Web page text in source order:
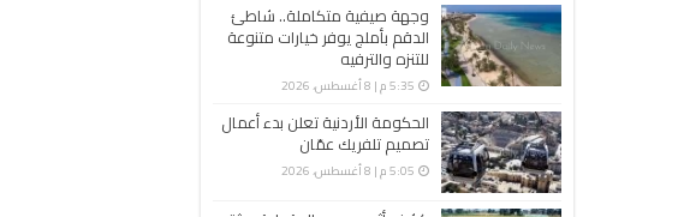
وجهة صيفية متكاملة.. شاطئ
الدقم بأملج يوفر خيارات متنوعة
للتنزه والترفيه
5:35 م | 8 أغسطس، 2026
الحكومة الأردنية تعلن بدء أعمال
تصميم تلفريك عمّان
5:05 م | 8 أغسطس، 2026